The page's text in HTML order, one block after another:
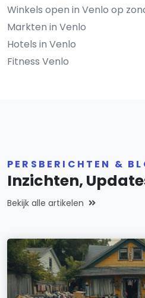
Winkels open in Venlo op
Markten in Venlo
Hotels in Venlo
Fitness Venlo
PERSBERICHTEN &
Inzichten,
Bekijk alle artikelen